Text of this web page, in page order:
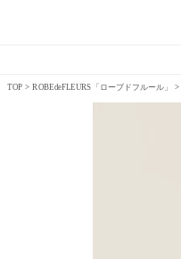
TOP ROBEdeFLEURS「ローブドフルール」